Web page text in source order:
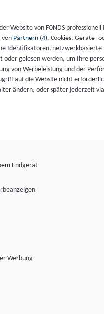
Website von FONDS
von Partnern (4). Cookies, Geräte-
Identifikatoren,
gelesen werden, um Ihre
von Werbeleistung und der
auf die Website nicht
ändern, oder später jederzeit
Endgerät
Werbung